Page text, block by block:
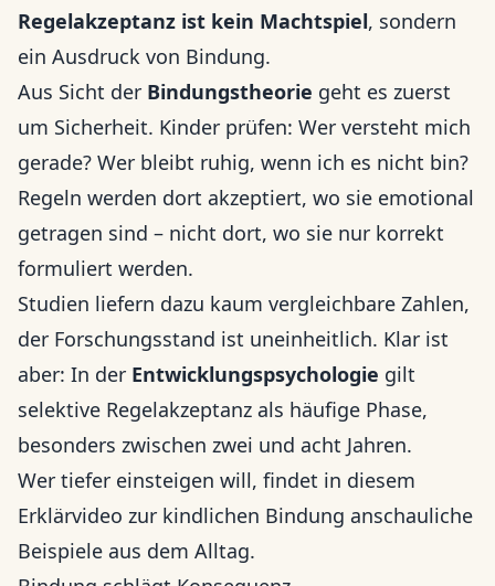
Regelakzeptanz ist kein Machtspiel, sondern
ein Ausdruck von Bindung.
Aus Sicht der Bindungstheorie geht es zuerst
um Sicherheit. Kinder prüfen: Wer versteht mich
gerade? Wer bleibt ruhig, wenn ich es nicht bin?
Regeln werden dort akzeptiert, wo sie emotional
getragen sind – nicht dort, wo sie nur korrekt
formuliert werden.
Studien liefern dazu kaum vergleichbare Zahlen,
der Forschungsstand ist uneinheitlich. Klar ist
aber: In der Entwicklungspsychologie gilt
selektive Regelakzeptanz als häufige Phase,
besonders zwischen zwei und acht Jahren.
Wer tiefer einsteigen will, findet in diesem
Erklärvideo zur kindlichen Bindung anschauliche
Beispiele aus dem Alltag.